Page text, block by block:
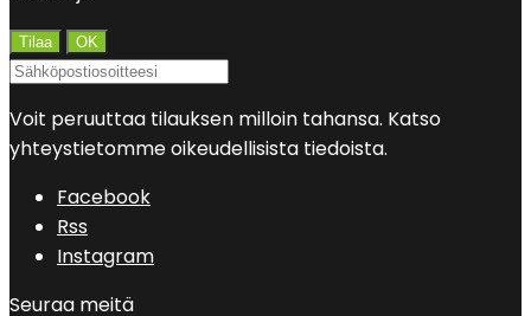
Voit peruuttaa tilauksen milloin tahansa. Katso
yhteystietomme oikeudellisista tiedoista.
Facebook
Rss
Instagram
Seuraa meitä